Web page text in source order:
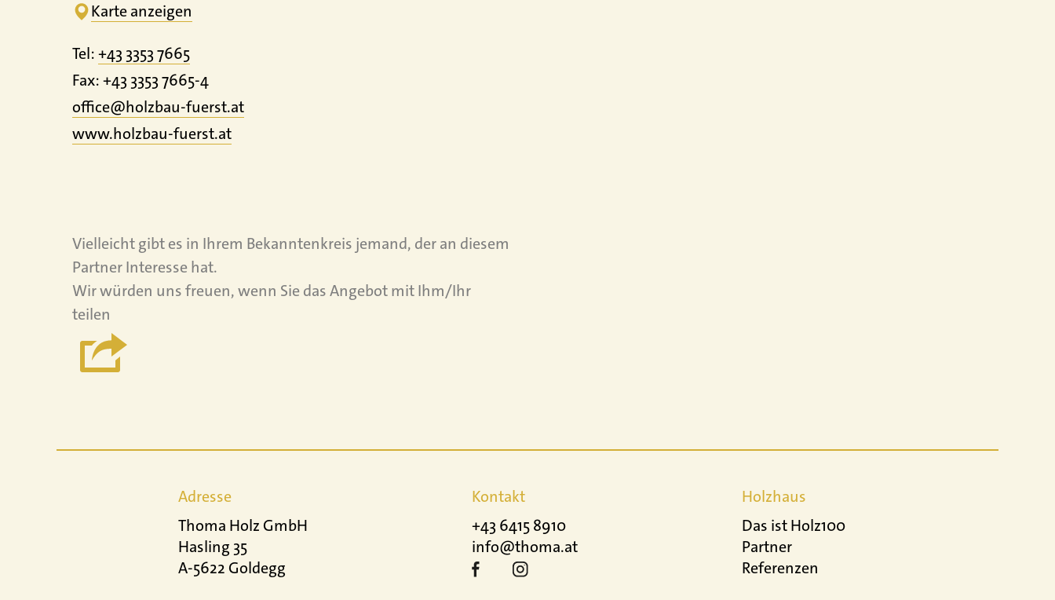
Karte anzeigen
Tel:+43 3353 7665
Fax: +43 3353 7665-4
office@holzbau-fuerst.at
www.holzbau-fuerst.at
Vielleicht gibt es in Ihrem Bekanntenkreis jemand, der an diesem
Partner Interesse hat.
Wir würden uns freuen, wenn Sie das Angebot mit Ihm/Ihr
teilen
Adresse
Thoma Holz GmbH
Hasling 35
A-5622 Goldegg
Kontakt
+43 6415 8910
info@thoma.at
Holzhaus
Das ist Holz100
Partner
Referenzen